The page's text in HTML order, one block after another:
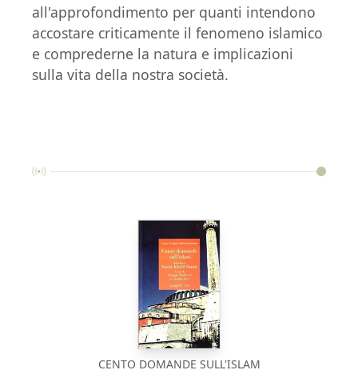
all'approfondimento per quanti intendono
accostare criticamente il fenomeno islamico
e comprederne la natura e implicazioni
sulla vita della nostra società.
CENTO DOMANDE SULL'ISLAM